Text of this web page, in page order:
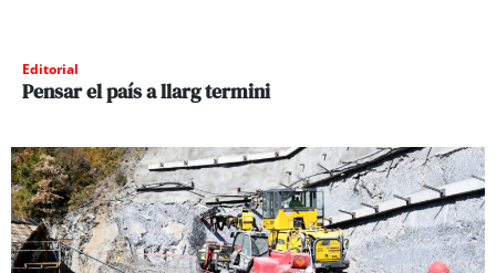
Editorial
Pensar el país a llarg termini